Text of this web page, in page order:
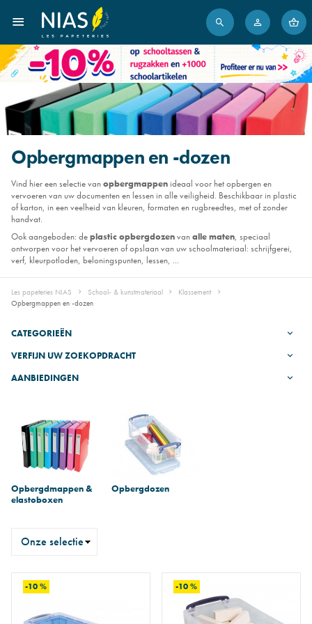
Opbergmappen en -dozen
Vind hier een selectie vanopbergmappenideaal voor het opbergen en
vervoeren van uw documenten en lessen in alle veiligheid. Beschikbaar in plastic
of karton, in een veelheid van kleuren, formaten en rugbreedtes, met of zonder
handvat.
Ook aangeboden: deplastic opbergdozenvanalle maten, speciaal
ontworpen voor het vervoeren of opslaan van uw schoolmateriaal: schrijfgerei,
verf, kleurpotloden, beloningspunten, lessen, ...
Les papeteries NIAS School- & kunstmateriaal
Klassement
Opbergmappen en -dozen
CATEGORIEËN
VERFIJN UW ZOEKOPDRACHT
AANBIEDINGEN
Subcategorieën
Opbergdmappen &
elastoboxen
Opbergdozen
-10 % -10 %